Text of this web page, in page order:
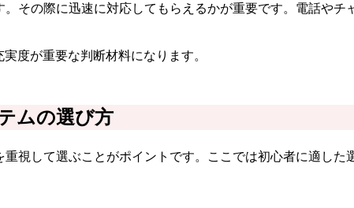
その際に迅速に対応してもらえるかが重要です。電話やチ
度が重要な判断材料になります。
ムの選び方
視して選ぶことがポイントです。ここでは初心者に適した